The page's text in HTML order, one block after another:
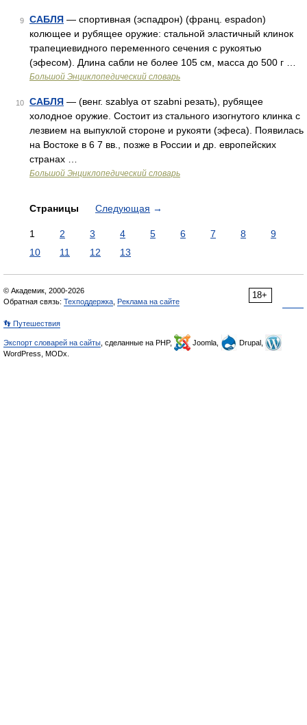
9 САБЛЯ — спортивная (эспадрон) (франц. espadon)
колющее и рубящее оружие: стальной эластичный клинок
трапециевидного переменного сечения с рукоятью
(эфесом). Длина сабли не более 105 см, масса до 500 г …
Большой Энциклопедический словарь
10 САБЛЯ — (венг. szablya от szabni резать), рубящее
холодное оружие. Состоит из стального изогнутого клинка с
лезвием на выпуклой стороне и рукояти (эфеса). Появилась
на Востоке в 6 7 вв., позже в России и др. европейских
странах …
Большой Энциклопедический словарь
Страницы Следующая →
1 2 3 4 5 6 7 8
9
10
11 12 13
18+
© Академик, 2000-2026
Обратная связь: Техподдержка Реклама на сайте
👣 Путешествия
Экспорт словарей на сайты , сделанные на PHP, Joomla,
Drupal,
WordPress, MODx.